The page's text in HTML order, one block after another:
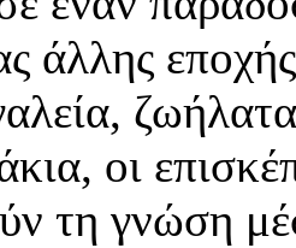
άλλης
οι
τη γνώση